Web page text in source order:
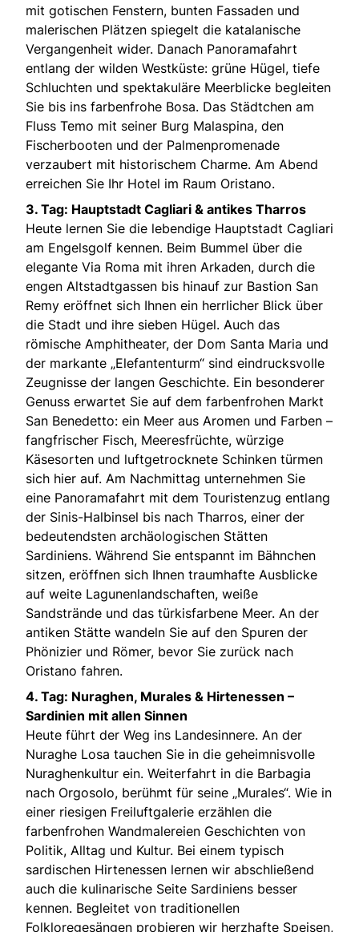
mit gotischen Fenstern, bunten Fassaden und
malerischen Plätzen spiegelt die katalanische
Vergangenheit wider. Danach Panoramafahrt
entlang der wilden Westküste: grüne Hügel, tiefe
Schluchten und spektakuläre Meerblicke begleiten
Sie bis ins farbenfrohe Bosa. Das Städtchen am
Fluss Temo mit seiner Burg Malaspina, den
Fischerbooten und der Palmenpromenade
verzaubert mit historischem Charme. Am Abend
erreichen Sie Ihr Hotel im Raum Oristano.
3. Tag: Hauptstadt Cagliari & antikes Tharros
Heute lernen Sie die lebendige Hauptstadt Cagliari
am Engelsgolf kennen. Beim Bummel über die
elegante Via Roma mit ihren Arkaden, durch die
engen Altstadtgassen bis hinauf zur Bastion San
Remy eröffnet sich Ihnen ein herrlicher Blick über
die Stadt und ihre sieben Hügel. Auch das
römische Amphitheater, der Dom Santa Maria und
der markante „Elefantenturm“ sind eindrucksvolle
Zeugnisse der langen Geschichte. Ein besonderer
Genuss erwartet Sie auf dem farbenfrohen Markt
San Benedetto: ein Meer aus Aromen und Farben –
fangfrischer Fisch, Meeresfrüchte, würzige
Käsesorten und luftgetrocknete Schinken türmen
sich hier auf. Am Nachmittag unternehmen Sie
eine Panoramafahrt mit dem Touristenzug entlang
der Sinis-Halbinsel bis nach Tharros, einer der
bedeutendsten archäologischen Stätten
Sardiniens. Während Sie entspannt im Bähnchen
sitzen, eröffnen sich Ihnen traumhafte Ausblicke
auf weite Lagunenlandschaften, weiße
Sandstrände und das türkisfarbene Meer. An der
antiken Stätte wandeln Sie auf den Spuren der
Phönizier und Römer, bevor Sie zurück nach
Oristano fahren.
4. Tag: Nuraghen, Murales & Hirtenessen –
Sardinien mit allen Sinnen
Heute führt der Weg ins Landesinnere. An der
Nuraghe Losa tauchen Sie in die geheimnisvolle
Nuraghenkultur ein. Weiterfahrt in die Barbagia
nach Orgosolo, berühmt für seine „Murales“. Wie in
einer riesigen Freiluftgalerie erzählen die
farbenfrohen Wandmalereien Geschichten von
Politik, Alltag und Kultur. Bei einem typisch
sardischen Hirtenessen lernen wir abschließend
auch die kulinarische Seite Sardiniens besser
kennen. Begleitet von traditionellen
Folkloregesängen probieren wir herzhafte Speisen,